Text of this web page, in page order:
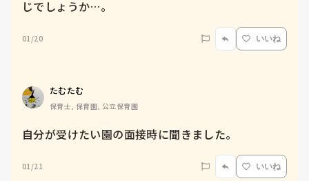
じでしょうか…。
01/20 いいね
たむたむ
保育士, 保育園, 公立保育園
自分が受けたい園の面接時に聞きました。
01/21 いいね